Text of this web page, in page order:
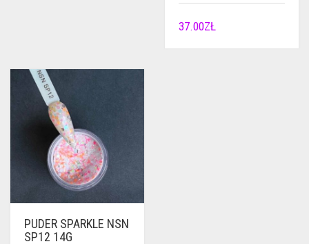
37.00ZŁ
PUDER SPARKLE NSN
SP12 14G